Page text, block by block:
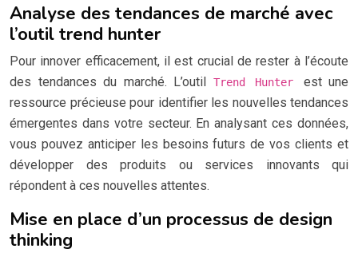
Analyse des tendances de marché avec
l’outil trend hunter
Pour innover efficacement, il est crucial de rester à l’écoute
des tendances du marché. L’outil Trend Hunter est une
ressource précieuse pour identifier les nouvelles tendances
émergentes dans votre secteur. En analysant ces données,
vous pouvez anticiper les besoins futurs de vos clients et
développer des produits ou services innovants qui
répondent à ces nouvelles attentes.
Mise en place d’un processus de design
thinking